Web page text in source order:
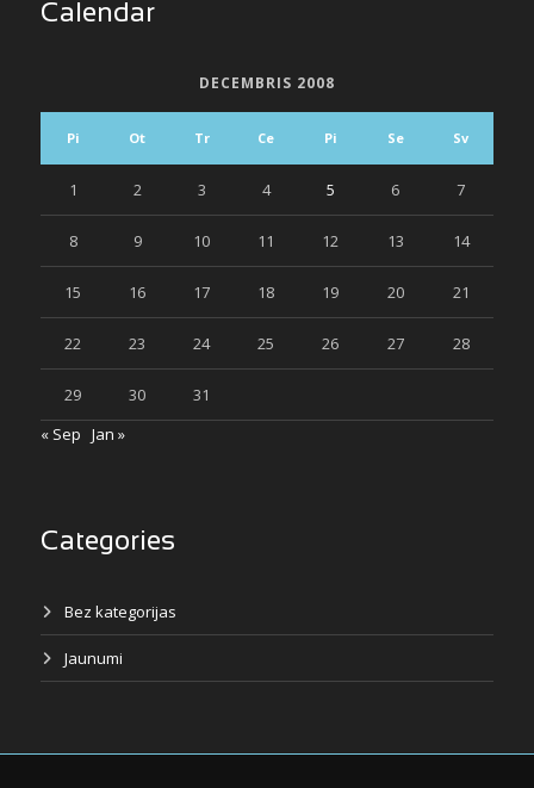
Calendar
DECEMBRIS 2008
Pi Ot Tr Ce Pi Se Sv
1 2 3 4 5 6 7
8 9 10 11 12 13 14
15 16 17 18 19 20 21
22 23 24 25 26 27 28
29 30
31
« Sep Jan »
Categories
Bez kategorijas
Jaunumi